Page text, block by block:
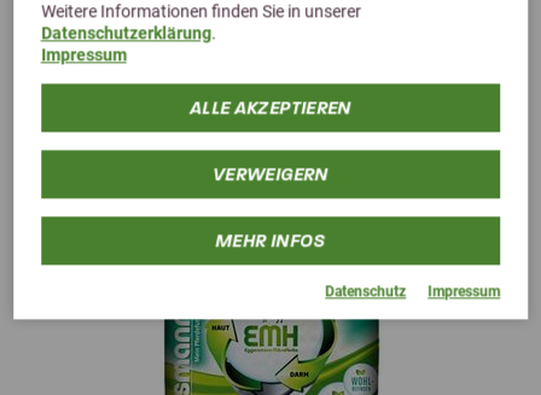
Weitere Informationen finden Sie in unserer
Datenschutzerklärung.
Impressum
ALLE AKZEPTIEREN
VERWEIGERN
MEHR INFOS
Datenschutz Impressum